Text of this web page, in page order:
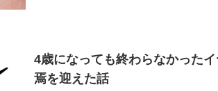
4歳になっても終わらなかった
焉を迎えた話